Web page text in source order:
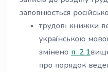
заповнюється
трудові книжки
українською
змінено п. 2.1
про порядок